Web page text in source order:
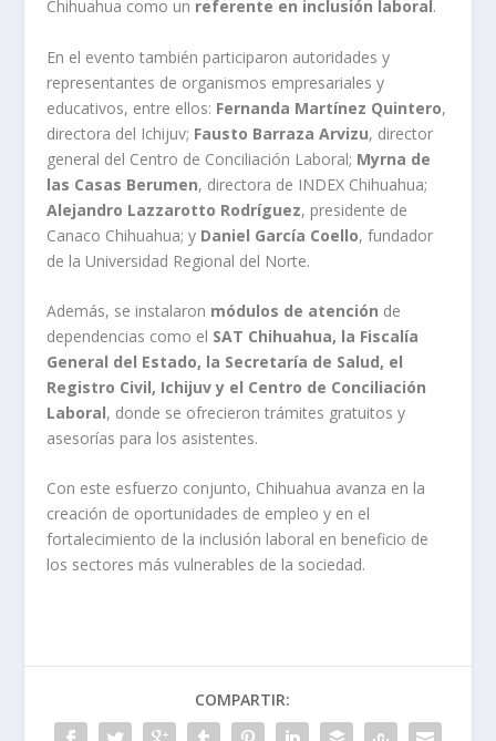
Chihuahua como un referente en inclusión laboral.
En el evento también participaron autoridades y
representantes de organismos empresariales y
educativos, entre ellos: Fernanda Martínez Quintero,
directora del Ichijuv; Fausto Barraza Arvizu, director
general del Centro de Conciliación Laboral; Myrna de
las Casas Berumen, directora de INDEX Chihuahua;
Alejandro Lazzarotto Rodríguez, presidente de
Canaco Chihuahua; y Daniel García Coello, fundador
de la Universidad Regional del Norte.
Además, se instalaron módulos de atención de
dependencias como el SAT Chihuahua, la Fiscalía
General del Estado, la Secretaría de Salud, el
Registro Civil, Ichijuv y el Centro de Conciliación
Laboral, donde se ofrecieron trámites gratuitos y
asesorías para los asistentes.
Con este esfuerzo conjunto, Chihuahua avanza en la
creación de oportunidades de empleo y en el
fortalecimiento de la inclusión laboral en beneficio de
los sectores más vulnerables de la sociedad.
COMPARTIR: